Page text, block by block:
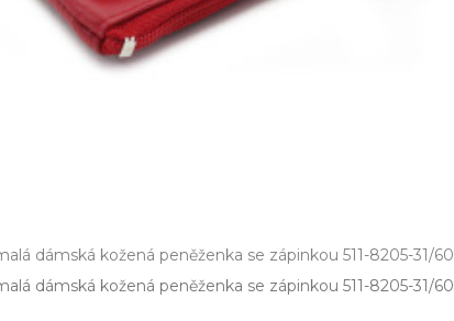
dámská kožená peněženka se zápinkou 511-8205-31/60
dámská kožená peněženka se zápinkou 511­-8205­-31/60